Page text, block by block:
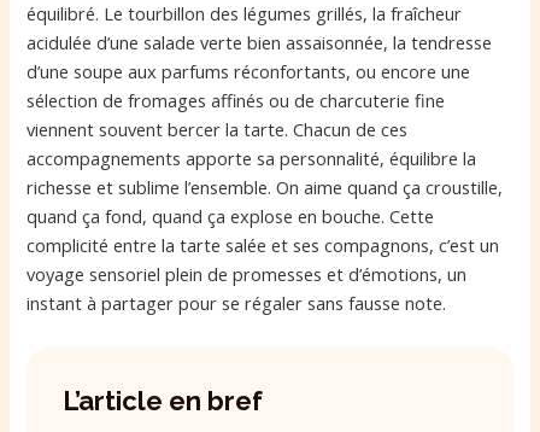
équilibré. Le tourbillon des légumes grillés, la fraîcheur
acidulée d’une salade verte bien assaisonnée, la tendresse
d’une soupe aux parfums réconfortants, ou encore une
sélection de fromages affinés ou de charcuterie fine
viennent souvent bercer la tarte. Chacun de ces
accompagnements apporte sa personnalité, équilibre la
richesse et sublime l’ensemble. On aime quand ça croustille,
quand ça fond, quand ça explose en bouche. Cette
complicité entre la tarte salée et ses compagnons, c’est un
voyage sensoriel plein de promesses et d’émotions, un
instant à partager pour se régaler sans fausse note.
L’article en bref